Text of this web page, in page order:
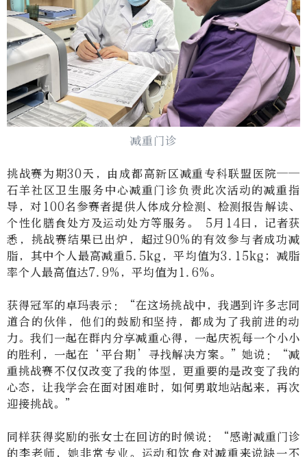
减重门诊
挑战赛为期30天，由成都高新区减重专科联盟医院——
石羊社区卫生服务中心减重门诊负责此次活动的减重指
导，对100名参赛者提供人体成分检测、检测报告解读、
个性化膳食处方及运动处方等服务。 5月14日，记者获
悉，挑战赛结果已出炉，超过90%的有效参与者成功减
脂，其中个人最高减重5.5kg，平均值为3.15kg；减脂
率个人最高值达7.9%，平均值为1.6%。
获得冠军的卓玛表示：“在这场挑战中，我遇到许多志同
道合的伙伴，他们的鼓励和坚持，都成为了我前进的动
力。我们一起在群内分享减重心得，一起庆祝每一个小小
的胜利，一起在‘平台期’寻找解决方案。”她说：“减
重挑战赛不仅仅改变了我的体型，更重要的是改变了我的
心态，让我学会在面对困难时，如何勇敢地站起来，再次
迎接挑战。”
同样获得奖励的张女士在回访的时候说：“感谢减重门诊
的李老师，她非常专业。运动和饮食对减重来说缺一不